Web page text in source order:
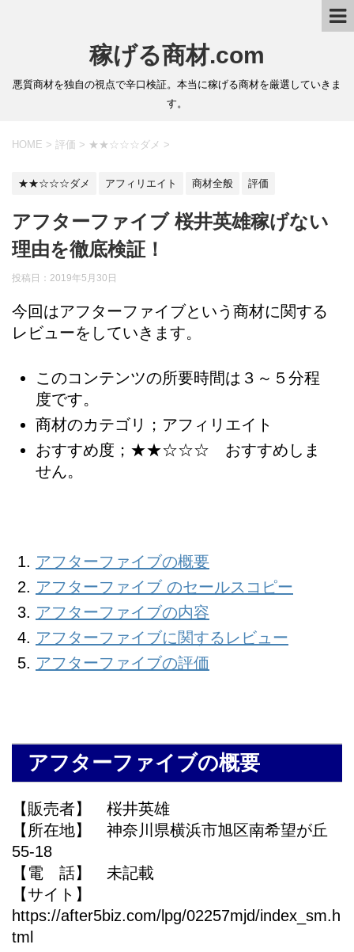
稼げる商材.com
悪質商材を独自の視点で辛口検証。本当に稼げる商材を厳選していきま
す。
HOME > 評価 > ★★☆☆☆ダメ >
★★☆☆☆ダメ アフィリエイト 商材全般 評価
アフターファイブ 桜井英雄稼げない
理由を徹底検証！
投稿日： 2019年5月30日
今回はアフターファイブという商材に関する
レビューをしていきます。
このコンテンツの所要時間は３～５分程
度です。
商材のカテゴリ；アフィリエイト
おすすめ度；★★☆☆☆ おすすめしま
せん。
アフターファイブの概要
アフターファイブ のセールスコピー
アフターファイブの内容
アフターファイブに関するレビュー
アフターファイブの評価
アフターファイブの概要
【販売者】 桜井英雄
【所在地】 神奈川県横浜市旭区南希望が丘
55-18
【電 話】 未記載
【サイト】
https://after5biz.com/lpg/02257mjd/index_sm.h
tml